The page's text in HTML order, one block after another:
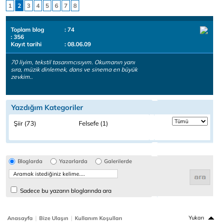
1
2 3 4 5 6 7 8
Toplam blog
: 74
: 356
Kayıt tarihi
: 08.06.09
70 liyim, tekstil tasarımcısıyım. Okumanın yanı
sıra, müzik dinlemek, dans ve sinema en büyük
zevkim..
Yazdığım Kategoriler
Şiir (73) Felsefe (1)
Bloglarda Yazarlarda Galerilerde
Sadece bu yazarın bloglarında ara
Anasayfa | Bize Ulaşın | Kullanım Koşulları Yukarı